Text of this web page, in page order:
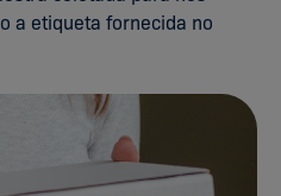
a etiqueta fornecida no